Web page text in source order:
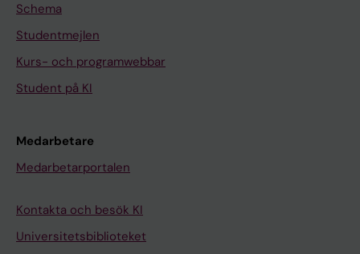
Schema
Studentmejlen
Kurs- och programwebbar
Student på KI
Medarbetare
Medarbetarportalen
Kontakta och besök KI
Universitetsbiblioteket